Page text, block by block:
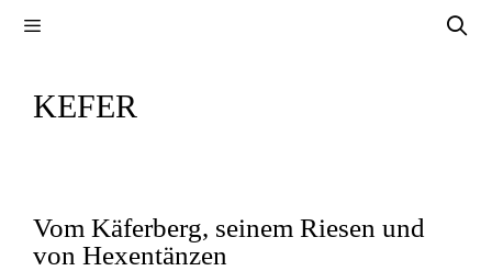
KEFER
Vom Käferberg, seinem Riesen und
von Hexentänzen